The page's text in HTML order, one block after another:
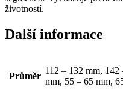
životností.
Další informace
Průměr
112 – 132 mm,
mm, 55 – 65 mm,